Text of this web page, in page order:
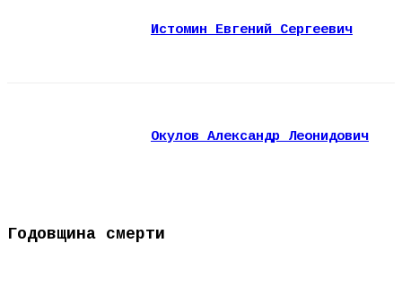
Истомин Евгений Сергеевич
Окулов Александр Леонидович
Годовщина смерти